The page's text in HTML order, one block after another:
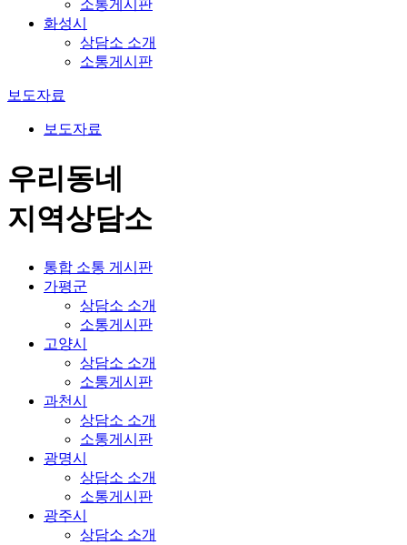
소통게시판
화성시
상담소 소개
소통게시판
보도자료
보도자료
우리동네
지역상담소
통합 소통 게시판
가평군
상담소 소개
소통게시판
고양시
상담소 소개
소통게시판
과천시
상담소 소개
소통게시판
광명시
상담소 소개
소통게시판
광주시
상담소 소개